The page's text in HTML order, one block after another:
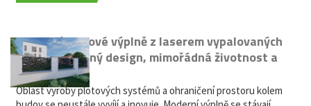
Moderní plotové výplně z laserem vypalovaných
kovů: výjimečný design, mimořádná životnost a
žádná údržba
Oblast výroby plotových systémů a ohraničení prostoru kolem